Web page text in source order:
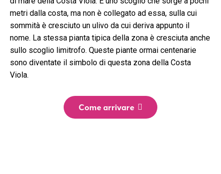
metri dalla costa, ma non è collegato ad essa, sulla cui
sommità è cresciuto un ulivo da cui deriva appunto il
nome. La stessa pianta tipica della zona è cresciuta anche
sullo scoglio limitrofo. Queste piante ormai centenarie
sono diventate il simbolo di questa zona della Costa
Viola.
Come arrivare